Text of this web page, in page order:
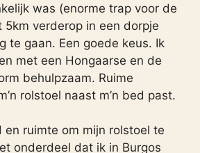
was (enorme trap voor de
5km verderop in een dorpje
te gaan. Een goede keus. Ik
met een Hongaarse en de
behulpzaam. Ruime
rolstoel naast m’n bed past.
en ruimte om mijn rolstoel te
onderdeel dat ik in Burgos